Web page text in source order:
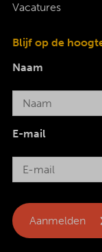
Vacatures
Blijf op de
Naam
E-mail